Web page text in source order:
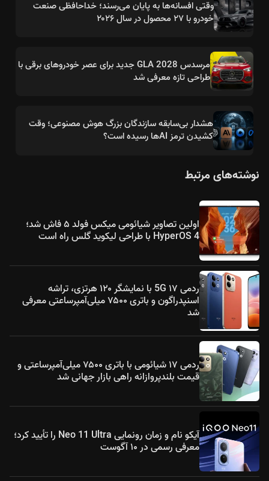
وقتی افسانه‌ها به پایان می‌رسند؛ خداحافظی صنعت
خودرو با ۲۷ محصول در سال ۲۰۲۶
مرسدس GLA 2028 جدید برای عصر خودروهای برقی با
طراحی تازه معرفی شد
هشدار بی‌سابقه سازندگان بزرگ هوش مصنوعی؛ وقت
کشیدن ترمز AIها رسیده است؟
نوشته‌های مرتبط
اولین تصاویر شیائومی میکس فولد ۵ فاش شد؛
HyperOS 4 با طراحی لیکوید گلس راه است
ردمی ۱۷ 5G با نمایشگر ۱۲۰ هرتزی، تراشه
اسنپدراگون و باتری ۷۵۰۰ میلی‌آمپرساعتی معرفی
شد
ردمی ۱۷ شیائومی با باتری ۷۵۰۰ میلی‌آمپرساعتی و
قیمت بلندپروازانه راهی بازار جهانی شد
آیکو نام و زمان رونمایی Neo 11 Ultra را تأیید کرد؛
معرفی رسمی در ۱۰ آگوست